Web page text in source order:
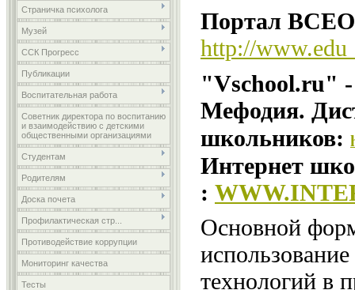
Страничка психолога
Музей
ССК Прогресс
Публикации
Воспитательная работа
Советник директора по воспитанию
и взаимодействию с детскими
общественными организациями
Студентам
Родителям
Доска почета
Профилактическая стр...
Противодействие коррупции
Мониторинг качества
Тесты
Портал
http://
"Vschool.ru"
Мефодия.
школьников:
Интернет
:
Основной
технологий в